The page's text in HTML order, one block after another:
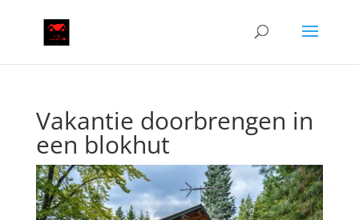
Vakantie doorbrengen in
een blokhut